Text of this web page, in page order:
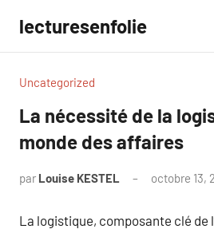
contenu
lecturesenfolie
Uncategorized
La nécessité de la
monde des affaires
par Louise KESTEL octobre 13,
La logistique, composante clé de